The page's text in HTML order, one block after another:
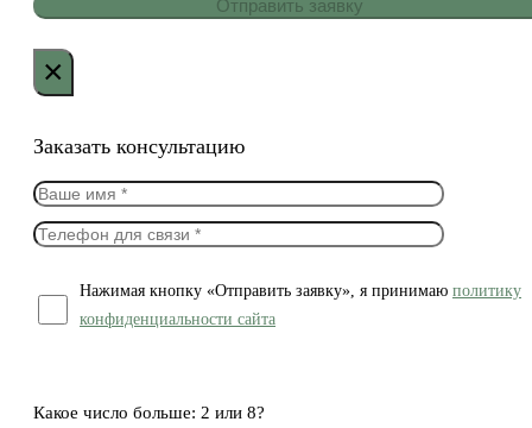
×
Заказать консультацию
Нажимая кнопку «Отправить заявку», я принимаю политику
конфиденциальности сайта
Какое число больше: 2 или 8?